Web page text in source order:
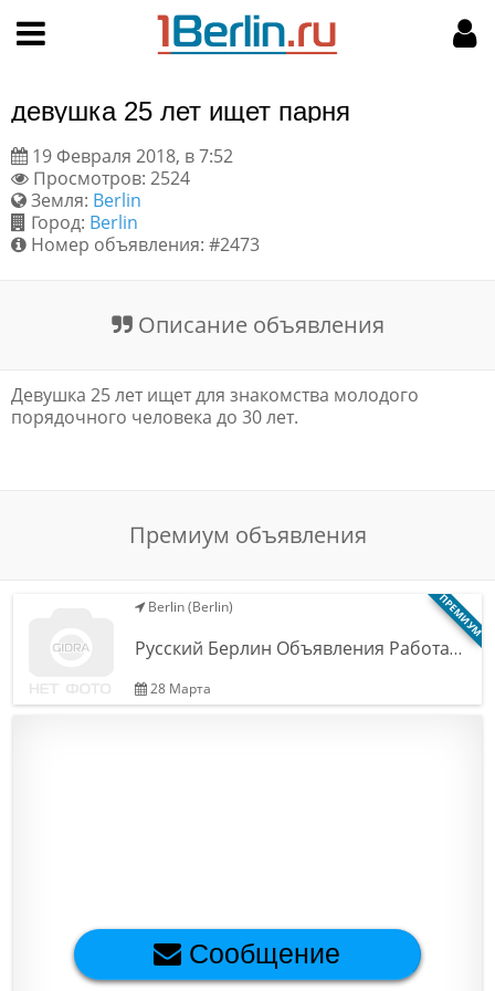
Поиск
Пользовательское соглашение
Правила доски объявлений
Цены на услуги
Новости и статьи
МОЙ АККАУНТ
Мои объявления
девушка 25 лет ищет парня
19 Февраля 2018, в 7:52
Просмотров: 2524
Земля: Berlin
Город: Berlin
Номер объявления: #2473
Описание объявления
Девушка 25 лет ищет для знакомства молодого
порядочного человека до 30 лет.
Премиум объявления
ПРЕМИУМ
Berlin (Berlin)
Русский Берлин Объявления Работа…
28 Марта
Сообщение